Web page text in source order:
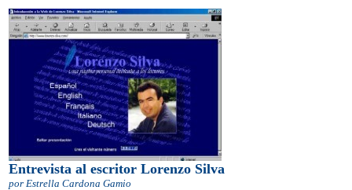
Entrevista al escritor Lorenzo Silva
por Estrella Cardona Gamio